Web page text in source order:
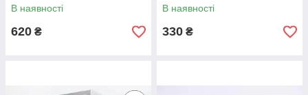
В наявності
620 ₴
В наявності
330 ₴